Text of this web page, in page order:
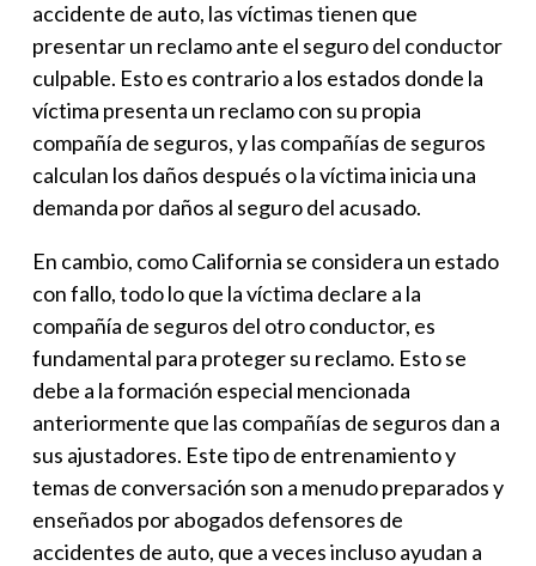
accidente de auto, las víctimas tienen que
presentar un reclamo ante el seguro del conductor
culpable. Esto es contrario a los estados donde la
víctima presenta un reclamo con su propia
compañía de seguros, y las compañías de seguros
calculan los daños después o la víctima inicia una
demanda por daños al seguro del acusado.
En cambio, como California se considera un estado
con fallo, todo lo que la víctima declare a la
compañía de seguros del otro conductor, es
fundamental para proteger su reclamo. Esto se
debe a la formación especial mencionada
anteriormente que las compañías de seguros dan a
sus ajustadores. Este tipo de entrenamiento y
temas de conversación son a menudo preparados y
enseñados por abogados defensores de
accidentes de auto, que a veces incluso ayudan a